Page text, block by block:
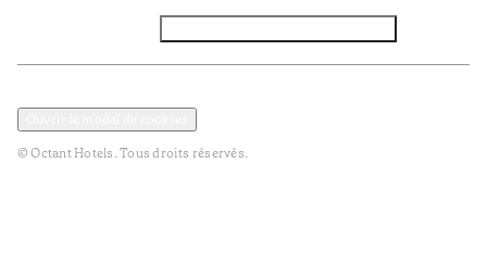
© Octant Hotels. Tous droits réservés.